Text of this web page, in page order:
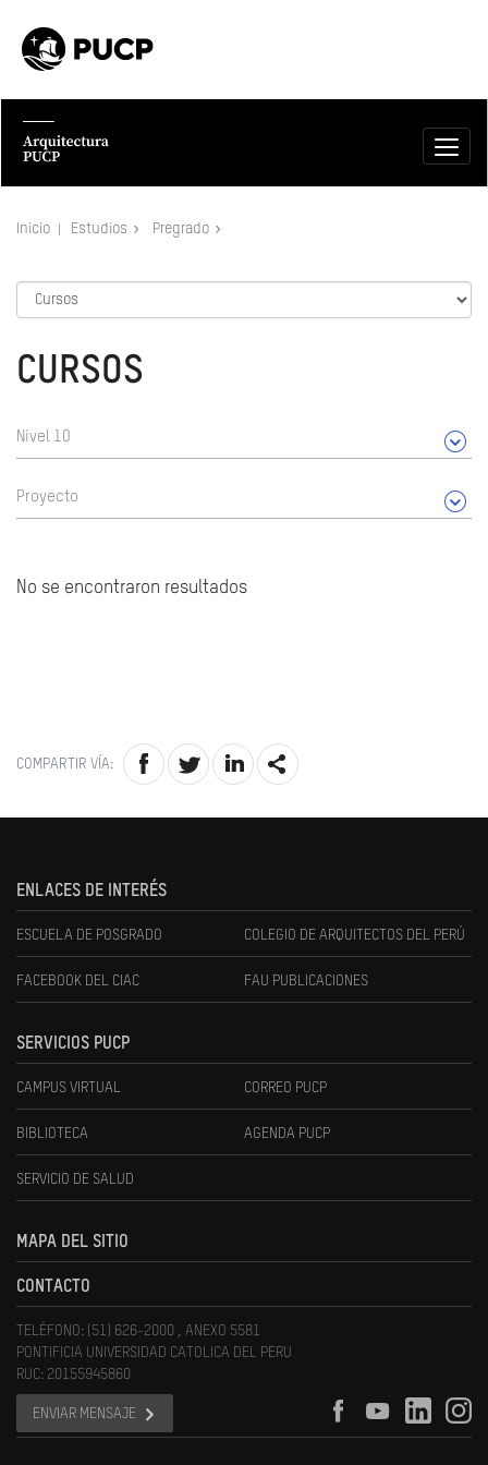
Inicio Estudios Pregrado
CURSOS
Nivel 10
Proyecto
No se encontraron resultados
COMPARTIR VÍA:
ENLACES DE INTERÉS
ESCUELA DE POSGRADO COLEGIO DE ARQUITECTOS DEL PERÚ
FACEBOOK DEL CIAC FAU PUBLICACIONES
SERVICIOS PUCP
CAMPUS VIRTUAL CORREO PUCP
BIBLIOTECA AGENDA PUCP
SERVICIO DE SALUD
MAPA DEL SITIO
CONTACTO
TELÉFONO: (51) 626-2000 , ANEXO 5581
PONTIFICIA UNIVERSIDAD CATOLICA DEL PERU
RUC: 20155945860
ENVIAR MENSAJE